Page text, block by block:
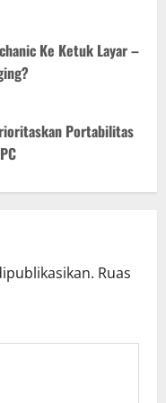
Ke Ketuk Layar –
Portabilitas
Ruas